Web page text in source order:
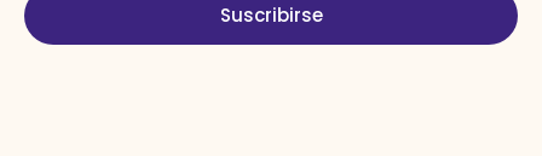
Suscribirse